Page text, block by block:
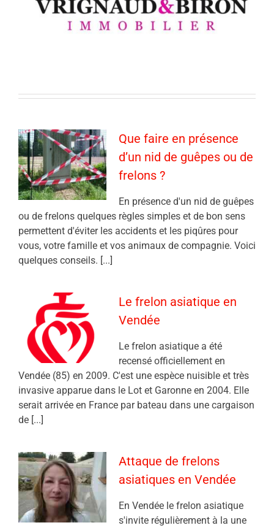
Que faire en présence
d’un nid de guêpes ou de
frelons ?
En présence d'un nid de guêpes
ou de frelons quelques règles simples et de bon sens
permettent d'éviter les accidents et les piqûres pour
vous, votre famille et vos animaux de compagnie. Voici
quelques conseils. [...]
Le frelon asiatique en
Vendée
Le frelon asiatique a été
recensé officiellement en
Vendée (85) en 2009. C'est une espèce nuisible et très
invasive apparue dans le Lot et Garonne en 2004. Elle
serait arrivée en France par bateau dans une cargaison
de [...]
Attaque de frelons
asiatiques en Vendée
En Vendée le frelon asiatique
s'invite régulièrement à la une